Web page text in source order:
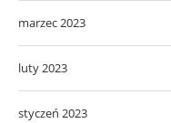
marzec 2023
luty 2023
styczeń 2023